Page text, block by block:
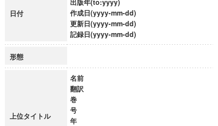
日付
出版年(to:yyyy)
作成日(yyyy-mm-dd)
更新日(yyyy-mm-dd)
記録日(yyyy-mm-dd)
形態
上位タイトル
名前
翻訳
巻
号
年